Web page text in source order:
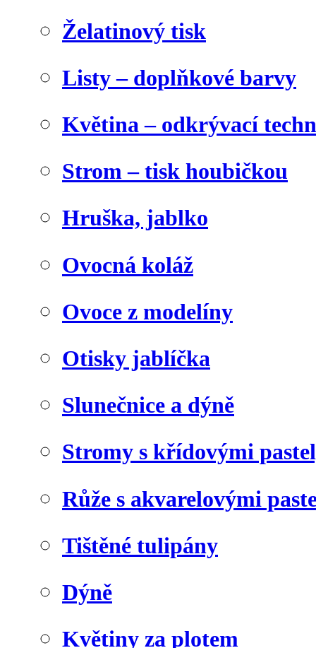
Želatinový tisk
Listy – doplňkové barvy
Květina – odkrývací
Strom – tisk houbičkou
Hruška, jablko
Ovocná koláž
Ovoce z modelíny
Otisky jablíčka
Slunečnice a dýně
Stromy s křídovými
Růže s akvarelovými
Tištěné tulipány
Dýně
Květiny za plotem